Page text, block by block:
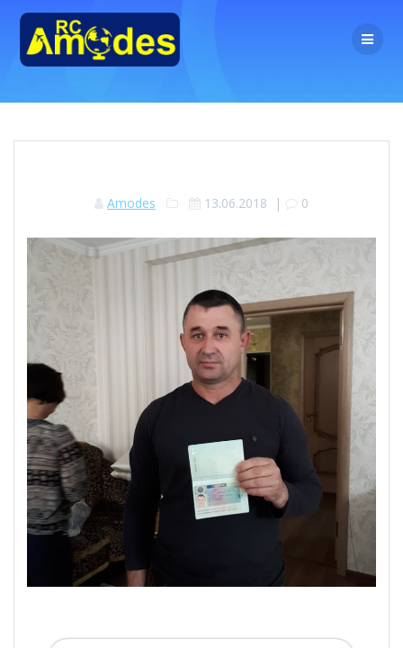
Amodes 13.06.2018 | 0